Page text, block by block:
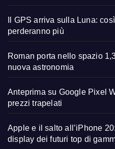
Il GPS arriva sulla Luna:
perderanno più
Roman porta nello spazio
nuova astronomia
Anteprima su Google Pixel
prezzi trapelati
Apple e il salto all’iPhone
display dei futuri top di